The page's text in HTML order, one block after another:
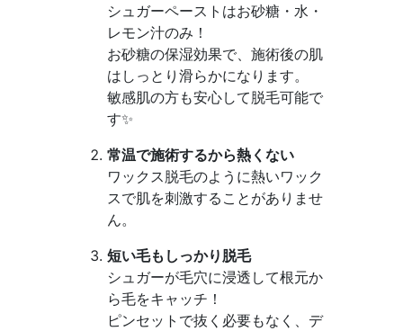
シュガーペーストはお砂糖・水・
レモン汁のみ！
お砂糖の保湿効果で、施術後の肌
はしっとり滑らかになります。
敏感肌の方も安心して脱毛可能で
す✨
常温で施術するから熱くない
ワックス脱毛のように熱いワック
スで肌を刺激することがありませ
ん。
短い毛もしっかり脱毛
シュガーが毛穴に浸透して根元か
ら毛をキャッチ！
ピンセットで抜く必要もなく、デ